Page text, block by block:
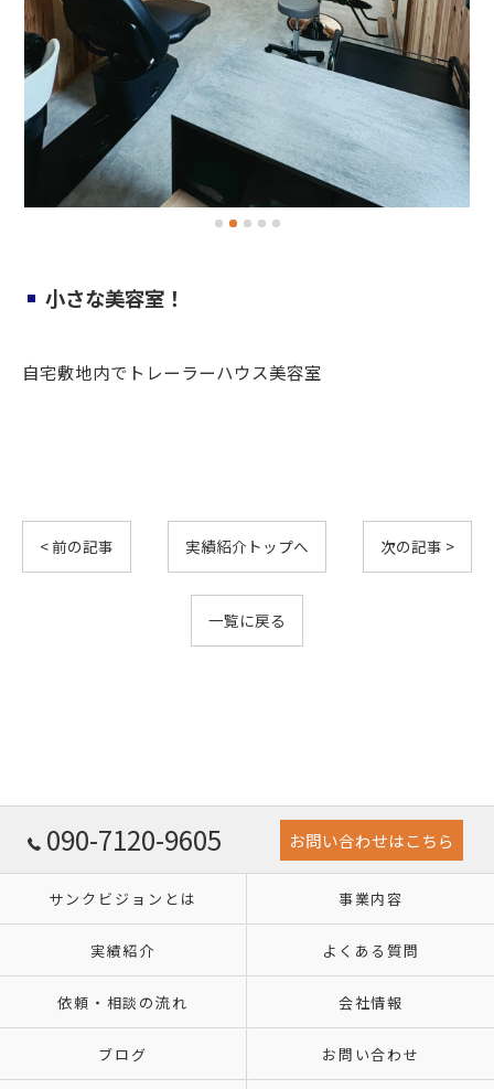
小さな美容室！
自宅敷地内でトレーラーハウス美容室
< 前の記事 実績紹介トップへ 次の記事 >
一覧に戻る
090-7120-9605 お問い合わせはこちら
サンクビジョンとは 事業内容
実績紹介 よくある質問
依頼・相談の流れ 会社情報
ブログ お問い合わせ